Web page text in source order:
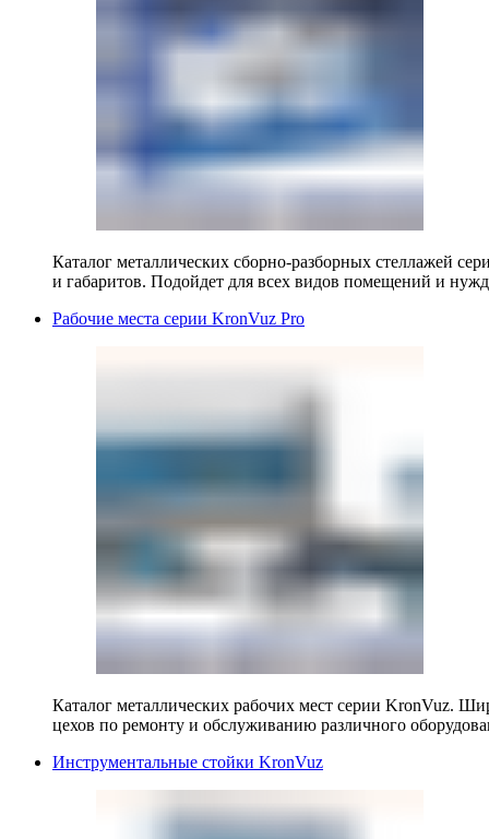
Каталог металлических сборно-разборных стеллажей
и габаритов. Подойдет для всех видов помещений и
Рабочие места серии KronVuz Pro
Каталог металлических рабочих мест серии KronVuz.
цехов по ремонту и обслуживанию различного
Инструментальные стойки KronVuz